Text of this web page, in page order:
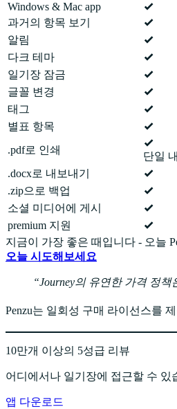
Windows & Mac app
과거의 항목 보기
알림
다크 테마
일기장 잠금
글꼴 변경
태그
별표 항목
.pdf로 인쇄
단일
.docx로 내보내기
.zip으로 백업
소셜 미디어에 게시
premium 지원
지금이 가장 좋은 때입니다 - 오늘
오늘 시도해보세요
Journey의 유연한 가격 정
Penzu는 일회성 구매 라이선스를
10만개 이상의 5성급 리뷰
어디에서나 일기장에 접근할 수 있
앱 다운로드